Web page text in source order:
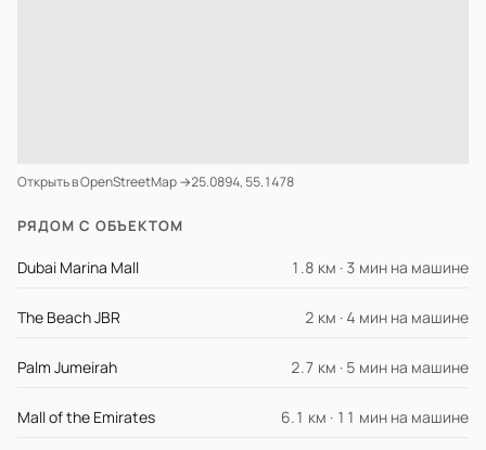
Открыть в OpenStreetMap →25.0894, 55.1478
РЯДОМ С ОБЪЕКТОМ
Dubai Marina Mall 1.8 км · 3 мин на машине
The Beach JBR 2 км · 4 мин на машине
Palm Jumeirah 2.7 км · 5 мин на машине
Mall of the Emirates 6.1 км · 11 мин на машине